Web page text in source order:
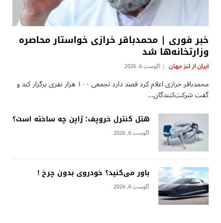
خبر فوری | محمدباقر خرازی خواستار محاصره
وزارتخانه‌ها شد
ایران از لنز جهان آگوست 6, 2026
محمدباقر خرازی اعلام کرد قصد دارد تجمعی ۱۰۰ هزار نفری برگزار کند و
گفت شرکت‌کنندگان…
هتل کنترل خروپف؛ ژاپن چه ساخته است؟
آگوست 6, 2026
باور می‌کنید؟ خودروی بدون چرخ !
آگوست 6, 2026